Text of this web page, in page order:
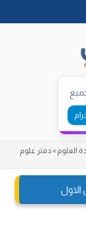
العلوم » دفتر علوم
الاول